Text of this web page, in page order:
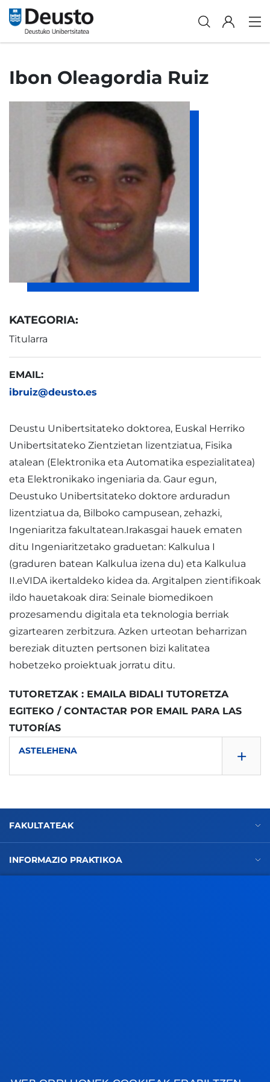
Ibon Oleagordia Ruiz
KATEGORIA:
Titularra
EMAIL:
ibruiz@deusto.es
Deustu Unibertsitateko doktorea, Euskal Herriko
Unibertsitateko Zientzietan lizentziatua, Fisika
atalean (Elektronika eta Automatika espezialitatea)
eta Elektronikako ingeniaria da. Gaur egun,
Deustuko Unibertsitateko doktore arduradun
lizentziatua da, Bilboko campusean, zehazki,
Ingeniaritza fakultatean.Irakasgai hauek ematen
ditu Ingeniaritzetako graduetan: Kalkulua I
(graduren batean Kalkulua izena du) eta Kalkulua
II.eVIDA ikertaldeko kidea da. Argitalpen zientifikoak
ildo hauetakoak dira: Seinale biomedikoen
prozesamendu digitala eta teknologia berriak
gizartearen zerbitzura. Azken urteotan beharrizan
bereziak dituzten pertsonen bizi kalitatea
hobetzeko proiektuak jorratu ditu.
TUTORETZAK : EMAILA BIDALI TUTORETZA
EGITEKO / CONTACTAR POR EMAIL PARA LAS
TUTORÍAS
ASTELEHENA +
Bulegoa: 523-D
FAKULTATEAK
INFORMAZIO PRAKTIKOA